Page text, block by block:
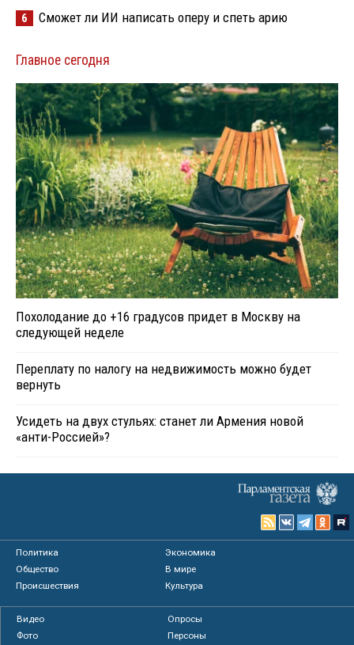
6 Сможет ли ИИ написать оперу и спеть арию
Главное сегодня
Похолодание до +16 градусов придет в Москву на
следующей неделе
Переплату по налогу на недвижимость можно будет
вернуть
Усидеть на двух стульях: станет ли Армения новой
«анти-Россией»?
Политика
Экономика
Общество
В мире
Происшествия
Культура
Видео
Опросы
Фото
Персоны